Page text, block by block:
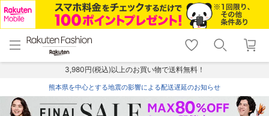
menu home
トップ
shopping_cart lock_outline
ログイン
3,980円(税込)以上のお買い物で送料無料！
熊本県を中心とする地震の影響による配送遅延のお知らせ